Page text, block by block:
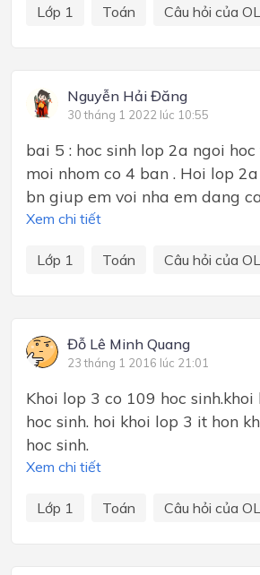
Lớp 1 Toán Câu hỏi của
Nguyễn Hải Đăng
30 tháng 1 2022 lúc 10:55
bai 5 : hoc sinh lop 2a ngoi
moi nhom co 4 ban . Hoi lop
bn giup em voi nha em dang
Xem chi tiết
Lớp 1 Toán Câu hỏi của
Đỗ Lê Minh Quang
23 tháng 1 2016 lúc 21:01
Khoi lop 3 co 109 hoc
hoc sinh. hoi khoi lop 3 it hon
hoc sinh.
Xem chi tiết
Lớp 1 Toán Câu hỏi của